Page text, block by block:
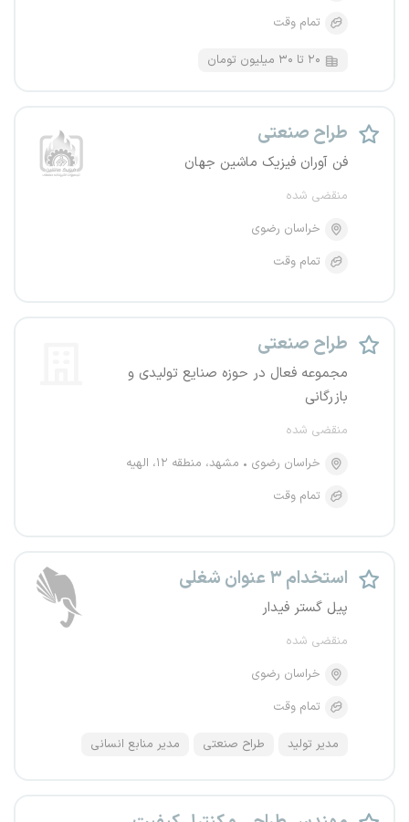
تمام وقت
۲۰ تا ۳۰ میلیون تومان
طراح صنعتی
فن آوران فیزیک ماشین جهان
منقضی شده
خراسان رضوی
تمام وقت
طراح صنعتی
مجموعه فعال در حوزه صنایع تولیدی و
بازرگانی
منقضی شده
خراسان رضوی
مشهد، منطقه ۱۲، الهیه
تمام وقت
استخدام ۳ عنوان شغلی
پیل گستر فیدار
منقضی شده
خراسان رضوی
تمام وقت
مدیر تولید طراح صنعتی مدیر منابع انسانی